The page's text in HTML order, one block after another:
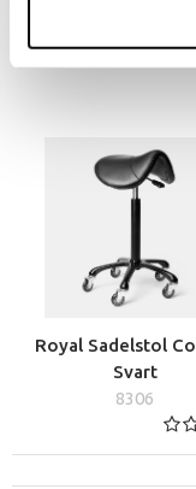
Royal Sadelstol
Svart
8306